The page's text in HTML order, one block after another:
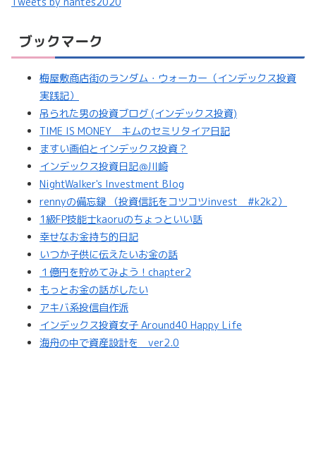
ブックマーク
梅屋敷商店街のランダム・ウォーカー（インデックス投資
実践記）
吊られた男の投資ブログ (インデックス投資)
TIME IS MONEY キムのセミリタイア日記
ますい画伯とインデックス投資？
インデックス投資日記＠川崎
NightWalker's Investment Blog
rennyの備忘録 （投資信託をコツコツinvest #k2k2）
1級FP技能士kaoruのちょっといい話
幸せなお金持ち的日記
いつか子供に伝えたいお金の話
１億円を貯めてみよう！chapter2
もっとお金の話がしたい
アキバ系投信自作派
インデックス投資女子 Around40 Happy Life
海舟の中で資産設計を ver2.0